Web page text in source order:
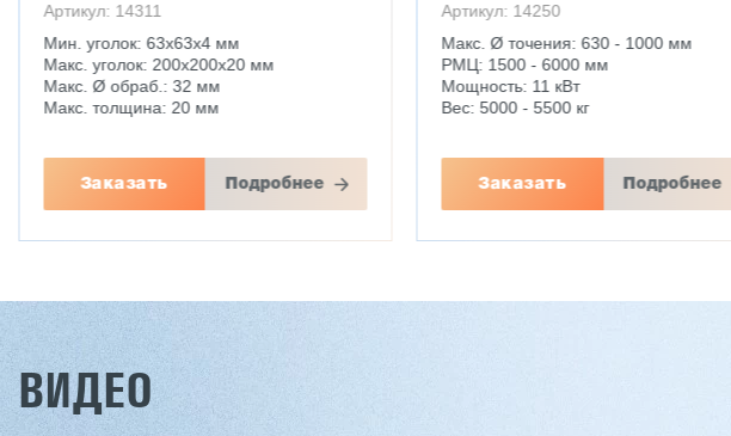
Артикул: 14250
Макс. Ø точения: 630 - 1000 мм
РМЦ: 1500 - 6000 мм
Мощность: 11 кВт
Вес: 5000 - 5500 кг
Заказать Подробнее
Артикул: 14236
Макс. Ø точения: 310 - 500 мм
РМЦ: 1000 мм
Мощность: 7,5 кВт
Вес: 2750 кг
Заказать Подробнее
ВИДЕО